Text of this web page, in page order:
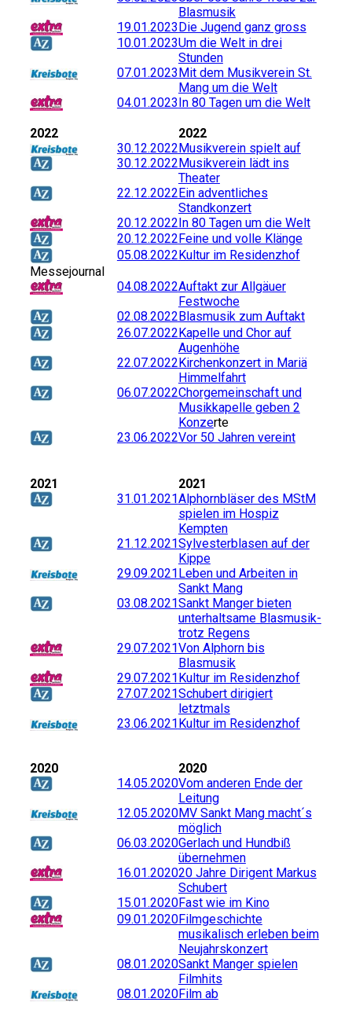
Blasmusik
19.01.2023Die Jugend ganz gross
10.01.2023Um die Welt in drei
Stunden
07.01.2023Mit dem Musikverein St.
Mang um die Welt
04.01.2023In 80 Tagen um die Welt
2022
2022
30.12.2022Musikverein spielt auf
30.12.2022Musikverein lädt ins
Theater
22.12.2022Ein adventliches
Standkonzert
20.12.2022In 80 Tagen um die Welt
20.12.2022Feine und volle Klänge
Messejournal
05.08.2022Kultur im Residenzhof
04.08.2022Auftakt zur Allgäuer
Festwoche
02.08.2022Blasmusik zum Auftakt
26.07.2022Kapelle und Chor auf
Augenhöhe
22.07.2022Kirchenkonzert in Mariä
Himmelfahrt
06.07.2022Chorgemeinschaft und
Musikkapelle geben 2
Konzerte
23.06.2022Vor 50 Jahren vereint
2021
2021
31.01.2021Alphornbläser des MStM
spielen im Hospiz
Kempten
21.12.2021Sylvesterblasen auf der
Kippe
29.09.2021Leben und Arbeiten in
Sankt Mang
03.08.2021Sankt Manger bieten
unterhaltsame Blasmusik-
trotz Regens
29.07.2021Von Alphorn bis
Blasmusik
29.07.2021Kultur im Residenzhof
27.07.2021Schubert dirigiert
letztmals
23.06.2021Kultur im Residenzhof
2020
2020
14.05.2020Vom anderen Ende der
Leitung
12.05.2020MV Sankt Mang macht´s
möglich
06.03.2020Gerlach und Hundbiß
übernehmen
16.01.202020 Jahre Dirigent Markus
Schubert
15.01.2020Fast wie im Kino
09.01.2020Filmgeschichte
musikalisch erleben beim
Neujahrskonzert
08.01.2020Sankt Manger spielen
Filmhits
08.01.2020Film ab